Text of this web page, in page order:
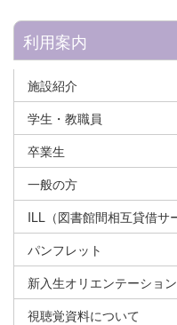
利用案内
施設紹介
学生・教職員
卒業生
一般の方
ILL（図書館間相互貸借サ
パンフレット
新入生オリエンテーショ
視聴覚資料について